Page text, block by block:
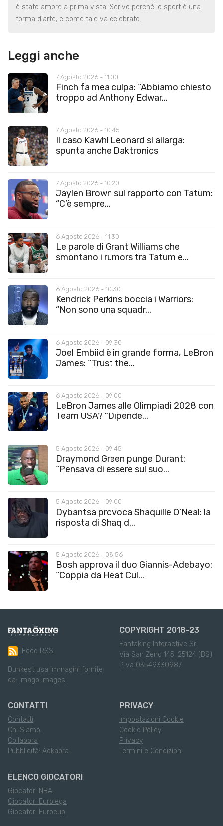
è stato amore a prima vista. Scrivo perché lo sport è una
forma d'arte, e come tale va celebrato.
Leggi anche
7 Agosto 2026 - 11:00
Finch fa mea culpa: “Abbiamo chiesto
troppo ad Anthony Edwar...
7 Agosto 2026 - 10:45
Il caso Kawhi Leonard si allarga:
spunta anche Daktronics
7 Agosto 2026 - 10:20
Jaylen Brown sul rapporto con Tatum:
“C’è sempre...
6 Agosto 2026 - 11:30
Le parole di Grant Williams che
smontano i rumors tra Tatum e...
6 Agosto 2026 - 10:30
Kendrick Perkins boccia i Warriors:
“Non sono una squadr...
6 Agosto 2026 - 09:30
Joel Embiid è in grande forma, LeBron
James: “Trust the...
6 Agosto 2026 - 09:00
LeBron James alle Olimpiadi 2028 con
Team USA? “Dipende...
5 Agosto 2026 - 09:45
Draymond Green punge Durant:
“Pensava di essere sul suo...
5 Agosto 2026 - 09:00
Dybantsa provoca Shaquille O’Neal: la
risposta di Shaq d...
5 Agosto 2026 - 08:56
Bosh approva il duo Giannis-Adebayo:
“Coppia da Heat Cul...
Feed RSS
Dunkest usa immagini fornite
da: Imago Images
COPYRIGHT 2018-23
Fantaking Interactive Srl
Via San Zeno 145, 25124 (BS)
P.Iva 03549330987
CONTATTI
Contatti
Chi Siamo
Collabora
Pubblicità: Adkaora
PRIVACY
Impostazioni Cookie
Cookie Policy
Privacy
Termini e Condizioni
ELENCO GIOCATORI
Giocatori NBA
Giocatori Eurolega
Giocatori Eurocup